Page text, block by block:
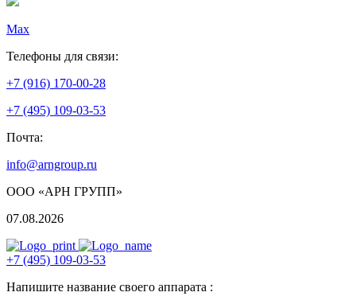
Max
Телефоны для связи:
+7 (916) 170-00-28
+7 (495) 109-03-53
Почта:
info@arngroup.ru
ООО «АРН ГРУПП»
07.08.2026
+7 (495) 109-03-53
Напишите название своего аппарата :